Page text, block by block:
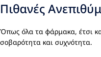
Πιθανές
Όπως όλα τα φάρμακα, έτσι
σοβαρότητα και συχνότητα.